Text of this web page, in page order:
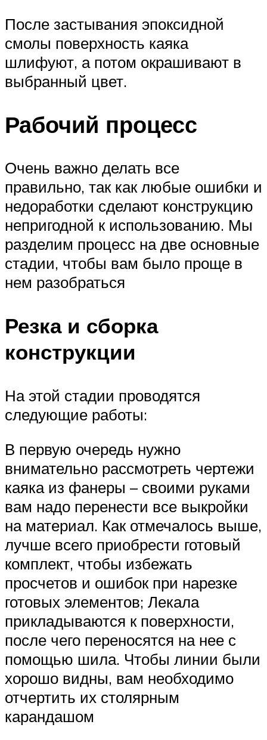
После застывания эпоксидной
смолы поверхность каяка
шлифуют, а потом окрашивают в
выбранный цвет.
Рабочий процесс
Очень важно делать все
правильно, так как любые ошибки и
недоработки сделают конструкцию
непригодной к использованию. Мы
разделим процесс на две основные
стадии, чтобы вам было проще в
нем разобраться
Резка и сборка
конструкции
На этой стадии проводятся
следующие работы:
В первую очередь нужно
внимательно рассмотреть чертежи
каяка из фанеры – своими руками
вам надо перенести все выкройки
на материал. Как отмечалось выше,
лучше всего приобрести готовый
комплект, чтобы избежать
просчетов и ошибок при нарезке
готовых элементов; Лекала
прикладываются к поверхности,
после чего переносятся на нее с
помощью шила. Чтобы линии были
хорошо видны, вам необходимо
отчертить их столярным
карандашом